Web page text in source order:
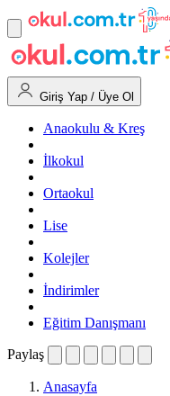
Giriş Yap / Üye Ol
Anaokulu & Kreş
İlkokul
Ortaokul
Lise
Kolejler
İndirimler
Eğitim Danışmanı
Paylaş
Anasayfa